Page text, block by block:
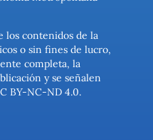
los contenidos de la
o sin fines de lucro,
completa, la
y se señalen
BY-NC-ND 4.0.